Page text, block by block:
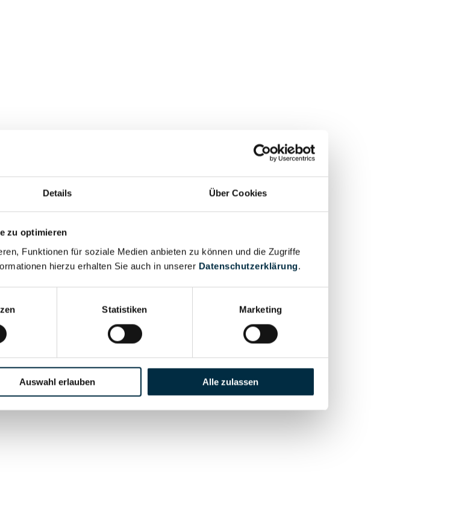
Details Über Cookies
zu optimieren
Funktionen für soziale Medien anbieten zu können und die Zugriffe
hierzu erhalten Sie auch in unserer Datenschutzerklärung.
Statistiken Marketing
Auswahl erlauben Alle zulassen